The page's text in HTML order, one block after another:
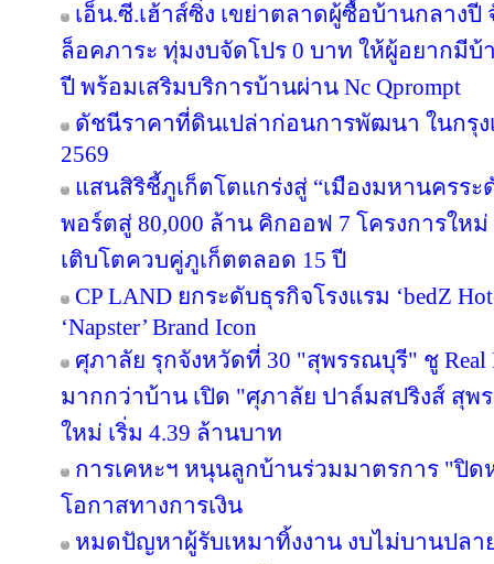
เอ็น.ซี.เฮ้าส์ซิ่ง เขย่าตลาดผู้ซื้อบ้านกลาง
ล็อคภาระ ทุ่มงบจัดโปร 0 บาท ให้ผู้อยากมีบ้
ปี พร้อมเสริมบริการบ้านผ่าน Nc Qprompt
ดัชนีราคาที่ดินเปล่าก่อนการพัฒนา ในกรุ
2569
แสนสิริชี้ภูเก็ตโตแกร่งสู่ “เมืองมหานครร
พอร์ตสู่ 80,000 ล้าน คิกออฟ 7 โครงการให
เติบโตควบคู่ภูเก็ตตลอด 15 ปี
CP LAND ยกระดับธุรกิจโรงแรม ‘bedZ
‘Napster’ Brand Icon
ศุภาลัย รุกจังหวัดที่ 30 "สุพรรณบุรี" ชู Real
มากกว่าบ้าน เปิด "ศุภาลัย ปาล์มสปริงส์ สุ
ใหม่ เริ่ม 4.39 ล้านบาท
การเคหะฯ หนุนลูกบ้านร่วมมาตรการ "ปิ
โอกาสทางการเงิน
หมดปัญหาผู้รับเหมาทิ้งงาน งบไม่บานปลาย